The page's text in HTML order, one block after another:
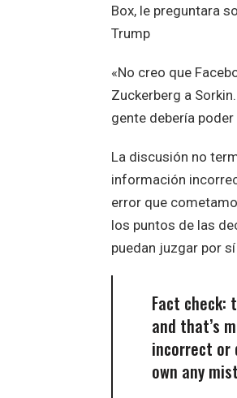
Box, le preguntara
Trump
«No creo que
Zuckerberg a
gente debería
La discusión no
información
error que
los puntos de las
puedan juzgar por
Fact check:
and that’s
incorrect or
own any